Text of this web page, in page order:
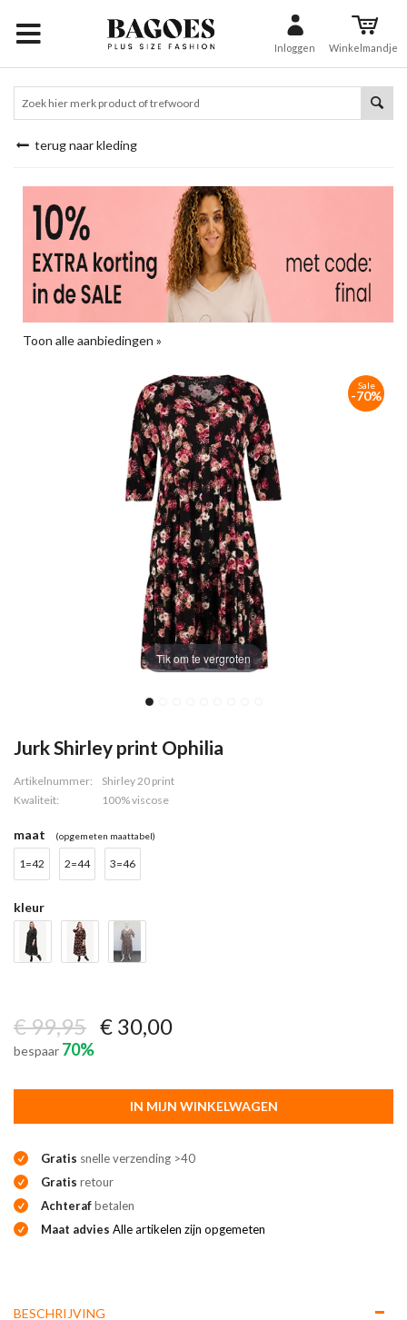
Inloggen Winkelmandje
terug naar kleding
Toon alle aanbiedingen »
Tik om te vergroten
Sale
-70%
Jurk Shirley print Ophilia
Artikelnummer:
Shirley 20 print
Kwaliteit:
100% viscose
maat (opgemeten maattabel)
1=42 2=44 3=46
kleur
€ 99,95 € 30,00
bespaar 70%
IN MIJN WINKELWAGEN
Gratis snelle verzending >40
Gratis retour
Achterafbetalen
Maat advies Alle artikelen zijn opgemeten
BESCHRIJVING